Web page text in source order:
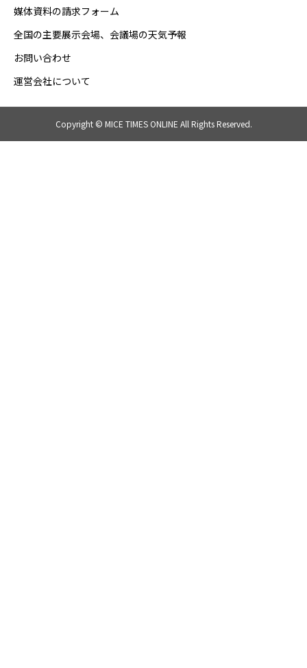
媒体資料の請求フォーム
全国の主要展示会場、会議場の天気予報
お問い合わせ
運営会社について
Copyright © MICE TIMES ONLINE All Rights Reserved.